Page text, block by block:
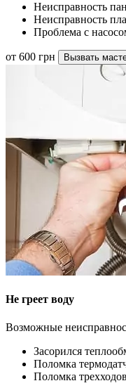
Неисправность
Неисправность
Проблема с
от 600 грн Вызвать
Не греет воду
Возможные
Засорился
Поломка
Поломка